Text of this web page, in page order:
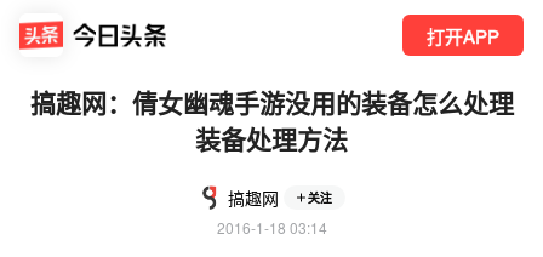
打开APP
搞趣网：倩女幽魂手游没用的装备怎么处理
装备处理方法
搞趣网 关注
2016-1-18 03:14